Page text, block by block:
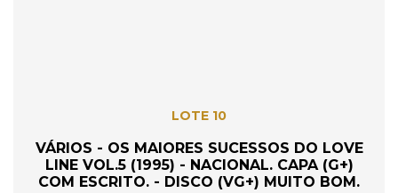
LOTE 10
VÁRIOS - OS MAIORES SUCESSOS DO LOVE
LINE VOL.5 (1995) - NACIONAL. CAPA (G+)
COM ESCRITO. - DISCO (VG+) MUITO BOM.